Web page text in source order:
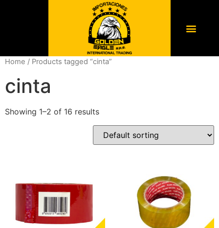
Home / Products tagged “cinta”
cinta
Showing 1–2 of 16 results